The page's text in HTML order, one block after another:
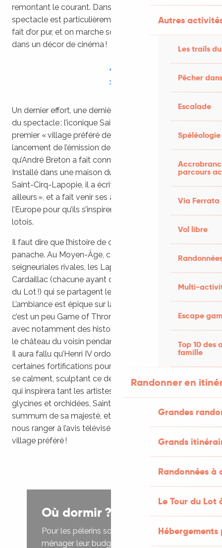
Autres
Les trails
Pêcher
Escalade
Spéléologie
parcours
Via Ferrata
Vol libre
Multi-
Escape
Top 10 des
famille
Randonner en
Grandes
Grands
Randonnées
Le Tour du Lot
remontant le courant. Dans la lumière du matin, le
spectacle est particulièrement saisissant : la pierre se
fait d’or pur, et on marche sous un auvent de roche
dans un décor de cinéma !
Un dernier effort, une dernière montée, et c’est le clou
du spectacle : l’iconique Saint-Cirq-Lapopie, qui fut le
premier « village préféré des Français » lors du
lancement de l’émission de Stéphane Bern, et
qu’André Breton a fait connaître au monde entier.
Installé dans une maison du XIIe siècle au cœur de
Saint-Cirq-Lapopie, il a écrit « j’ai cessé de me désirer
ailleurs », et a fait venir ses amis artistes de toute
l’Europe pour qu’ils s’inspirent à leur tour de ce bijou
lotois.
Il faut dire que l’histoire de ce village est pleine de
panache. Au Moyen-Âge, ce sont trois familles
seigneuriales rivales, les Lapopie, les Gourdon et les
Cardaillac (chacune ayant donné leur nom à un village
du Lot !) qui se partagent le complexe fortifié.
L’ambiance est épique sur la colline au-dessus du Lot,
c’est un peu Game of Thrones au pays du canard,
avec notamment des histoires de seigneurs qui volent
le château du voisin pendant qu’il est parti à la messe.
Il aura fallu qu’Henri IV ordonne le démantèlement de
certaines fortifications pour que ses turbulents sujets
se calment, sculptant ce décor de ruines romantiques
qui inspirera tant les artistes. Au printemps entre
glycines et orchidées, Saint-Cirq-Lapopie est au
summum de sa majesté, et nous n’avons aucun mal à
nous ranger à l’avis télévisé : nous aussi, c’est notre
village préféré !
Où dormir ?
Pour les pèlerins soucieux de
ménager leur budget, l’option la plus